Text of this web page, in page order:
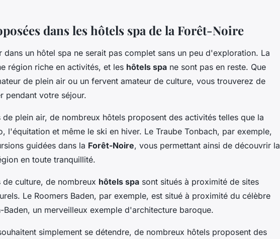
dans les hôtels spa de la Forêt-Noire
dans un hôtel spa ne serait pas complet sans un peu d'exploration. La
région riche en activités, et les hôtels spa ne sont pas en reste. Que
de plein air ou un fervent amateur de culture, vous trouverez de
pendant votre séjour.
de plein air, de nombreux hôtels proposent des activités telles que la
l'équitation et même le ski en hiver. Le Traube Tonbach, par exemple,
guidées dans la Forêt-Noire, vous permettant ainsi de découvrir la
en toute tranquillité.
de culture, de nombreux hôtels spa sont situés à proximité de sites
Le Roomers Baden, par exemple, est situé à proximité du célèbre
Baden, un merveilleux exemple d'architecture baroque.
simplement se détendre, de nombreux hôtels proposent des